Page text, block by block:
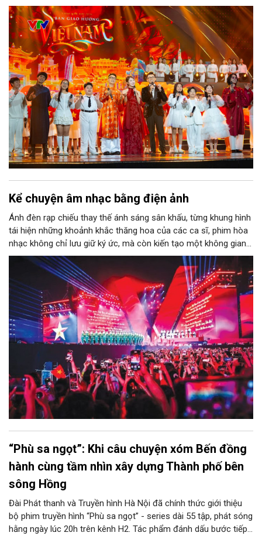
nhân văn và khát vọng phát triển của đất nước trong giai đoạn
mới.
Kể chuyện âm nhạc bằng điện ảnh
Ánh đèn rạp chiếu thay thế ánh sáng sân khấu, từng khung hình
tái hiện những khoảnh khắc thăng hoa của các ca sĩ, phim hòa
nhạc không chỉ lưu giữ ký ức, mà còn kiến tạo một không gian
thưởng thức âm nhạc hoàn toàn mới. Đây cũng là minh chứng
cho sự chuyển dịch từ thưởng thức biểu diễn truyền thống sang
trải nghiệm điện ảnh cộng hưởng âm nhạc.
“Phù sa ngọt”: Khi câu chuyện xóm Bến đồng
hành cùng tầm nhìn xây dựng Thành phố bên
sông Hồng
Đài Phát thanh và Truyền hình Hà Nội đã chính thức giới thiệu
bộ phim truyền hình “Phù sa ngọt” - series dài 55 tập, phát sóng
hằng ngày lúc 20h trên kênh H2. Tác phẩm đánh dấu bước tiếp